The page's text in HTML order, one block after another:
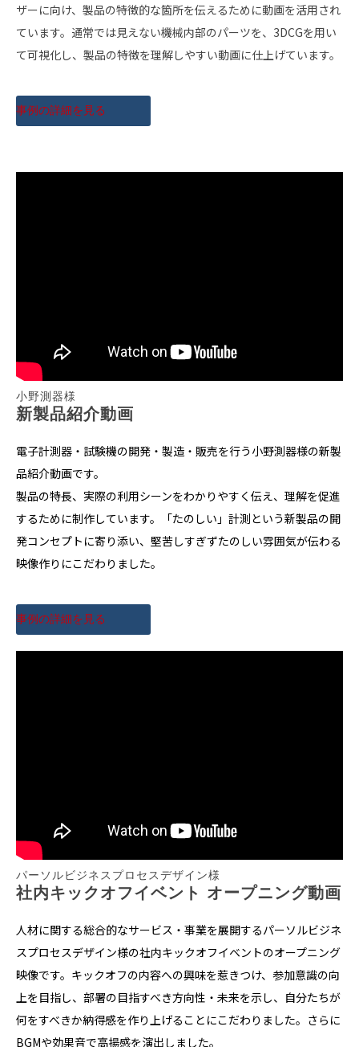
ザーに向け、製品の特徴的な箇所を伝えるために動画を活用され
ています。通常では見えない機械内部のパーツを、3DCGを用い
て可視化し、製品の特徴を理解しやすい動画に仕上げています。
事例の詳細を見る
小野測器様
新製品紹介動画
電子計測器・試験機の開発・製造・販売を行う小野測器様の新製
品紹介動画です。
製品の特長、実際の利用シーンをわかりやすく伝え、理解を促進
するために制作しています。「たのしい」計測という新製品の開
発コンセプトに寄り添い、堅苦しすぎずたのしい雰囲気が伝わる
映像作りにこだわりました。
事例の詳細を見る
パーソルビジネスプロセスデザイン様
社内キックオフイベント オープニング動画
人材に関する総合的なサービス・事業を展開するパーソルビジネ
スプロセスデザイン様の社内キックオフイベントのオープニング
映像です。キックオフの内容への興味を惹きつけ、参加意識の向
上を目指し、部署の目指すべき方向性・未来を示し、自分たちが
何をすべきか納得感を作り上げることにこだわりました。さらに
BGMや効果音で高揚感を演出しました。